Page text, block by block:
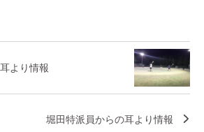
より情報
堀田特派員からの耳より情報